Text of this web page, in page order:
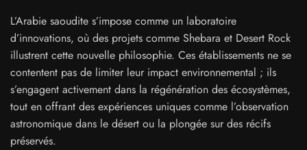
L’Arabie saoudite s’impose comme un laboratoire
d’innovations, où des projets comme Shebara et Desert Rock
illustrent cette nouvelle philosophie. Ces établissements ne se
contentent pas de limiter leur impact environnemental ; ils
s’engagent activement dans la régénération des écosystèmes,
tout en offrant des expériences uniques comme l’observation
astronomique dans le désert ou la plongée sur des récifs
préservés.